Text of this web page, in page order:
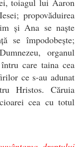
propovăduirea
și Ana se naște
se împodobește;
organul
care taina cea
ce s-au adunat
Hristos. Căruia
cea cu totul